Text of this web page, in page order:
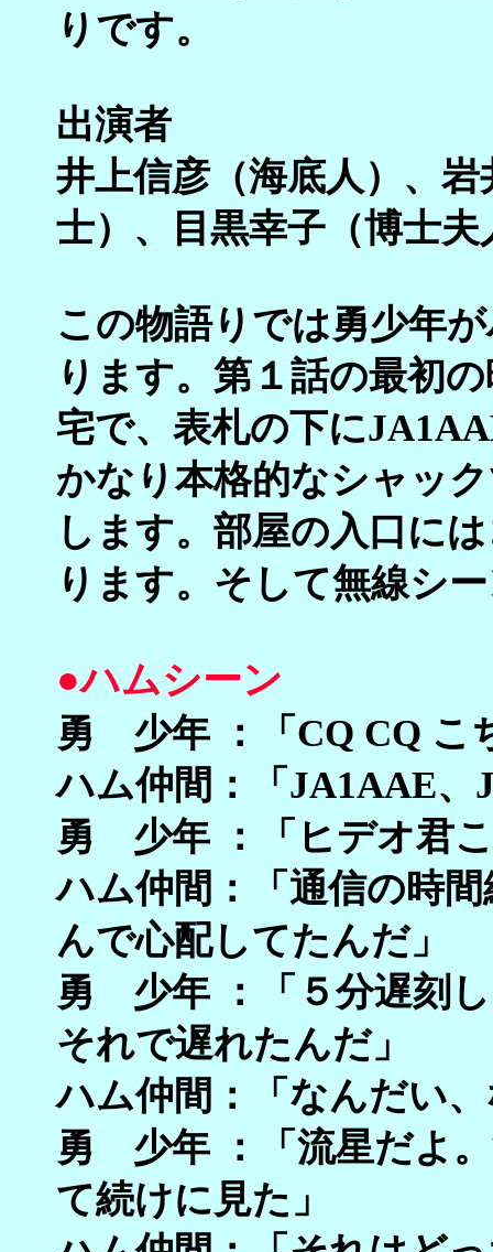
りです。
出演者
井上信彦（海底人）、
士）、目黒幸子（博士
この物語りでは勇少年
ります。第１話の最初
宅で、表札の下に
かなり本格的なシャッ
します。部屋の入口に
ります。そして無線シ
●ハムシーン
勇 少年 ：「CQ CQ こ
ハム仲間：「JA1AAE
勇 少年 ：「ヒデオ君
ハム仲間：「通信の時
んで心配してたんだ」
勇 少年 ：「５分遅刻
それで遅れたんだ」
ハム仲間：「なんだい
勇 少年 ：「流星だよ
て続けに見た」